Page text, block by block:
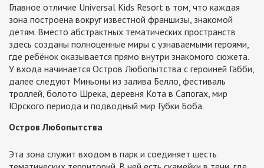
Главное отличие Universal Kids Resort в том, что каждая
зона построена вокруг известной франшизы, знакомой
детям. Вместо абстрактных тематических пространств
здесь созданы полноценные миры с узнаваемыми героями,
где ребёнок оказывается прямо внутри знакомого сюжета.
У входа начинается Остров Любопытства с героиней Габби,
далее следуют Миньоны из залива Белло, фестиваль
троллей, болото Шрека, деревня Кота в Сапогах, мир
Юрского периода и подводный мир Губки Боба.
Остров Любопытства
Эта зона служит входом в парк и соединяет шесть